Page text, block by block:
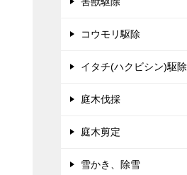
コウモリ駆除
イタチ(ハクビシン)駆除
庭木伐採
庭木剪定
雪かき、除雪